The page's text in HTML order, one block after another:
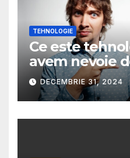
TEHNOLOGIE
Ce este
avem nevoie
DECEMBRIE 31, 2024